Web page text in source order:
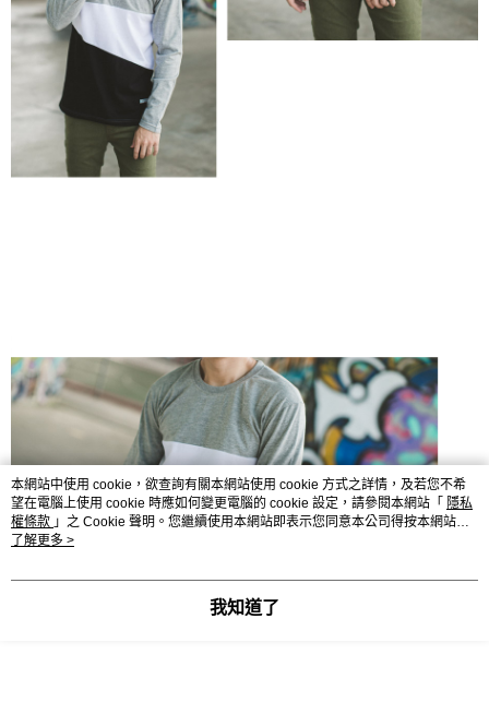
本網站中使用 cookie，欲查詢有關本網站使用 cookie 方式之詳情，及若您不希
望在電腦上使用 cookie 時應如何變更電腦的 cookie 設定，請參閱本網站「 隱私
權條款 」之 Cookie 聲明。您繼續使用本網站即表示您同意本公司得按本網站使
用條款之 Cookie 聲明使用 cookie。
了解更多 >
我知道了